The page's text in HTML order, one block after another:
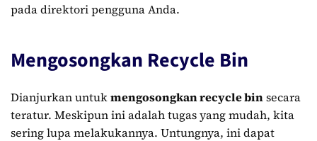
pada direktori pengguna Anda.
Mengosongkan Recycle Bin
Dianjurkan untukmengosongkan recycle binsecara
teratur. Meskipun ini adalah tugas yang mudah, kita
sering lupa melakukannya. Untungnya, ini dapat